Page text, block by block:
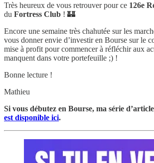
Très heureux de vous retrouver pour ce 126e
du Fortress Club ! 🏰
Encore une semaine très chahutée sur les
vous donner envie d’investir en Bourse sur le
mise à profit pour commencer à réfléchir aux
manquent dans votre portefeuille ;) !
Bonne lecture !
Mathieu
Si vous débutez en Bourse, ma série
est disponible ici.